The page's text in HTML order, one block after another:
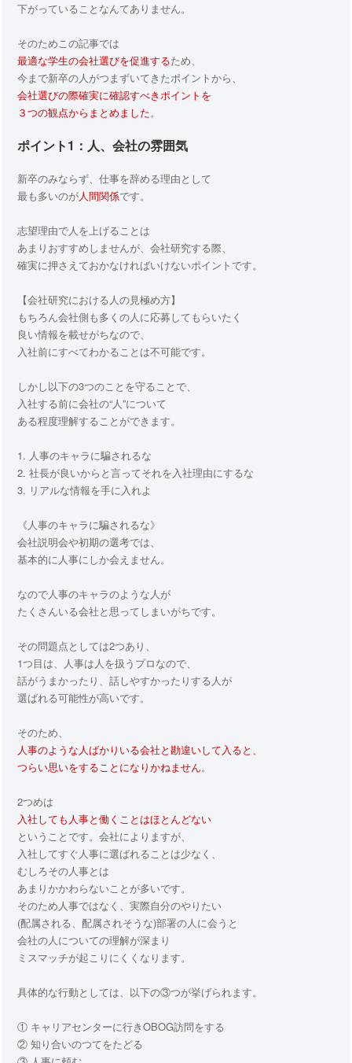
下がっていることなんてありません。
そのためこの記事では
最適な学生の会社選びを促進するため、
今まで新卒の人がつまずいてきたポイントから、
会社選びの際確実に確認すべきポイントを
３つの観点からまとめました。
ポイント1：人、会社の雰囲気
新卒のみならず、仕事を辞める理由として
最も多いのが人間関係です。
志望理由で人を上げることは
あまりおすすめしませんが、会社研究する際、
確実に押さえておかなければいけないポイントです。
【会社研究における人の見極め方】
もちろん会社側も多くの人に応募してもらいたく
良い情報を載せがちなので、
入社前にすべてわかることは不可能です。
しかし以下の3つのことを守ることで、
入社する前に会社の“人”について
ある程度理解することができます。
1. 人事のキャラに騙されるな
2. 社長が良いからと言ってそれを入社理由にするな
3. リアルな情報を手に入れよ
《人事のキャラに騙されるな》
会社説明会や初期の選考では、
基本的に人事にしか会えません。
なので人事のキャラのような人が
たくさんいる会社と思ってしまいがちです。
その問題点としては2つあり、
1つ目は、人事は人を扱うプロなので、
話がうまかったり、話しやすかったりする人が
選ばれる可能性が高いです。
そのため、
人事のような人ばかりいる会社と勘違いして入ると、
つらい思いをすることになりかねません。
2つめは
入社しても人事と働くことはほとんどない
ということです。会社によりますが、
入社してすぐ人事に選ばれることは少なく、
むしろその人事とは
あまりかかわらないことが多いです。
そのため人事ではなく、実際自分のやりたい
(配属される、配属されそうな)部署の人に会うと
会社の人についての理解が深まり
ミスマッチが起こりにくくなります。
具体的な行動としては、以下の③つが挙げられます。
① キャリアセンターに行きOBOG訪問をする
② 知り合いのつてをたどる